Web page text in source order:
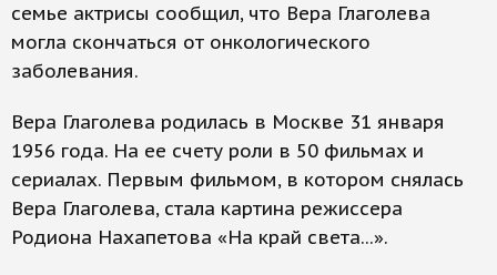
семье актрисы сообщил, что Вера Глаголева
могла скончаться от онкологического
заболевания.
Вера Глаголева родилась в Москве 31 января
1956 года. На ее счету роли в 50 фильмах и
сериалах. Первым фильмом, в котором снялась
Вера Глаголева, стала картина режиссера
Родиона Нахапетова «На край света...».